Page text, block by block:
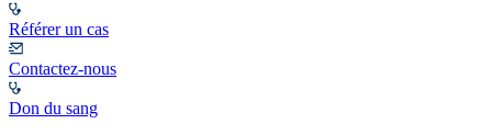
Référer un cas
Contactez-nous
Don du sang